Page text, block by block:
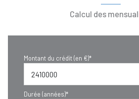
Calcul des
Montant du crédit (en €)*
Durée (années)*